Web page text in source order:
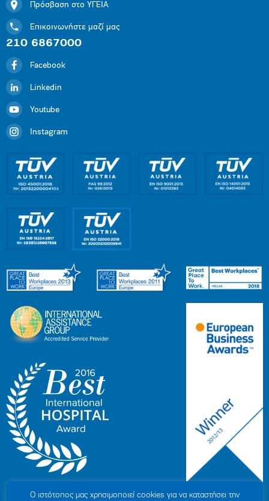
Πρόσβαση στο ΥΓΕΙΑ
Επικοινωνήστε μαζί μας
210 6867000
Facebook
Linkedin
Youtube
Instagram
Ο ιστότοπoς μας χρησιμοποιεί cookies για να καταστήσει την